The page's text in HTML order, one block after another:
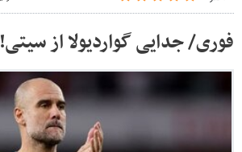
فوری/ جدایی گواردیولا از سیتی!